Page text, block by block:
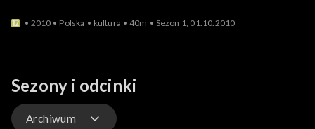
2010 Polska kultura 40m Sezon 1, 01.10.2010
Sezony i odcinki
Archiwum